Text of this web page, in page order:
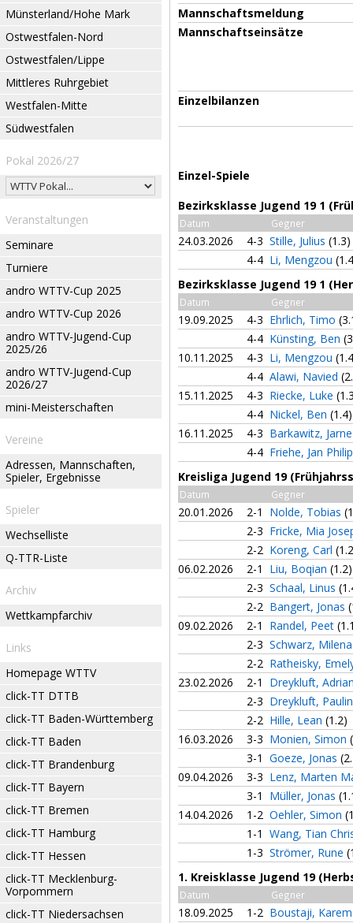
Münsterland/Hohe Mark
Ostwestfalen-Nord
Ostwestfalen/Lippe
Mittleres Ruhrgebiet
Westfalen-Mitte
Südwestfalen
Pokal 2026/27
Veranstaltungen
Seminare
Turniere
andro WTTV-Cup 2025
andro WTTV-Cup 2026
andro WTTV-Jugend-Cup
2025/26
andro WTTV-Jugend-Cup
2026/27
mini-Meisterschaften
Vereine
Adressen, Mannschaften,
Spieler, Ergebnisse
Spieler
Wechselliste
Q-TTR-Liste
Archiv
Wettkampfarchiv
Links
Homepage WTTV
click-TT DTTB
click-TT Baden-Württemberg
click-TT Baden
click-TT Brandenburg
click-TT Bayern
click-TT Bremen
click-TT Hamburg
click-TT Hessen
click-TT Mecklenburg-
Vorpommern
click-TT Niedersachsen
Mannschaftsmeldung
Mannschaftseinsätze
Einzelbilanzen
Einzel-Spiele
Bezirksklasse Jugend 19 1
Datum Gegner
24.03.2026 4-3 Stille, Julius (1.3)
4-4 Li, Mengzou
Bezirksklasse Jugend 19 1
Datum Gegner
19.09.2025 4-3 Ehrlich, Timo
4-4 Künsting, Ben
10.11.2025
4-3 Li, Mengzou
4-4 Alawi, Navied
15.11.2025
4-3 Riecke, Luke
4-4 Nickel, Ben (1.4)
16.11.2025
4-3 Barkawitz,
4-4 Friehe, Jan
Kreisliga Jugend 19
Datum Gegner
20.01.2026 2-1 Nolde, Tobias
2-3 Fricke, Mia
2-2 Koreng, Carl
06.02.2026
2-1 Liu, Boqian (1.2)
2-3 Schaal, Linus
2-2 Bangert, Jonas
09.02.2026
2-1 Randel, Peet
2-3 Schwarz,
2-2 Ratheisky,
23.02.2026
2-1
Dreykluft,
2-3 Dreykluft,
2-2 Hille, Lean (1.2)
16.03.2026
3-3 Monien, Simon
3-1 Goeze, Jonas
09.04.2026
3-3 Lenz, Marten
3-1
Müller, Jonas
14.04.2026
1-2 Oehler, Simon
1-1 Wang, Tian
1-3 Strömer, Rune
1. Kreisklasse Jugend 19
Datum Gegner
18.09.2025 1-2 Boustaji,